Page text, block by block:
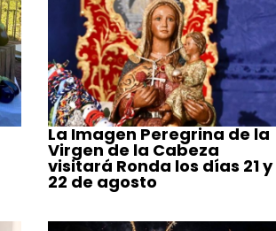
La Imagen Peregrina de la
Virgen de la Cabeza
visitará Ronda los días 21 y
22 de agosto